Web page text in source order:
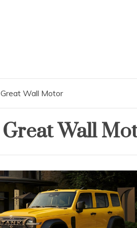
Great Wall Motor
Great Wall